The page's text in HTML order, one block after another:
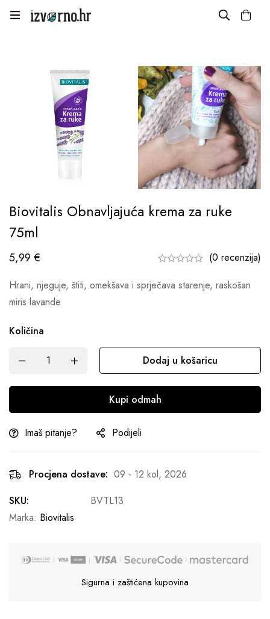
Biovitalis Obnavljajuća krema za ruke
75ml
5,99 €
(0 recenzija)
Hrani, njeguje, štiti, omekšava i sprječava starenje, raskošan
miris lavande
Količina
Dodaj u košaricu
Kupi odmah
Imaš pitanje? Podijeli
Procjena dostave: 09 - 12 kol, 2026
SKU:
BVTL13
Marka: Biovitalis
Sigurna i zaštićena kupovina